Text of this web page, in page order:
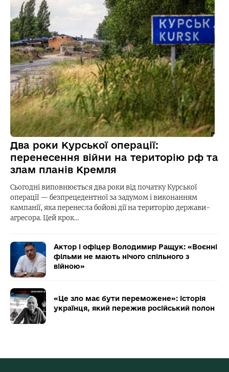
Два роки Курської операції:
перенесення війни на територію рф та
злам планів Кремля
Сьогодні виповнюється два роки від початку Курської
операції — безпрецедентної за задумом і виконанням
кампанії, яка перенесла бойові дії на територію держави-
агресора. Цей крок…
Актор і офіцер Володимир Ращук: «Воєнні
фільми не мають нічого спільного з
війною»
«Це зло має бути переможене»: історія
українця, який пережив російський полон